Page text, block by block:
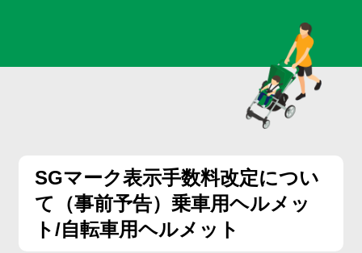
SGマーク表示手数料改定につい
て（事前予告）乗車用ヘルメッ
ト/自転車用ヘルメット